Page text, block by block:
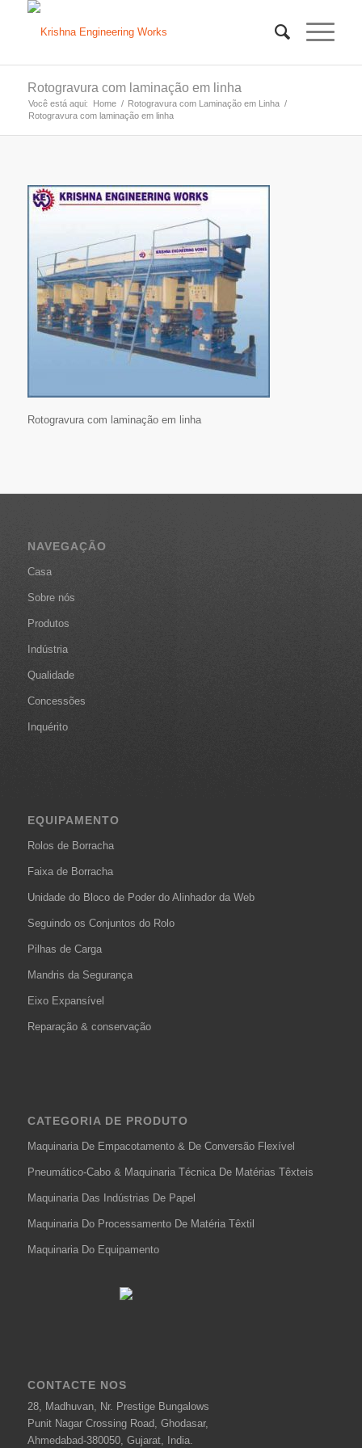
Rotogravura com laminação em linha
Você está aqui: Home / Rotogravura com Laminação em Linha /
Rotogravura com laminação em linha
Rotogravura com laminação em linha
NAVEGAÇÃO
Casa
Sobre nós
Produtos
Indústria
Qualidade
Concessões
Inquérito
EQUIPAMENTO
Rolos de Borracha
Faixa de Borracha
Unidade do Bloco de Poder do Alinhador da Web
Seguindo os Conjuntos do Rolo
Pilhas de Carga
Mandris da Segurança
Eixo Expansível
Reparação & conservação
CATEGORIA DE PRODUTO
Maquinaria De Empacotamento & De Conversão Flexível
Pneumático-Cabo & Maquinaria Técnica De Matérias Têxteis
Maquinaria Das Indústrias De Papel
Maquinaria Do Processamento De Matéria Têxtil
Maquinaria Do Equipamento
CONTACTE NOS
28, Madhuvan, Nr. Prestige Bungalows
Punit Nagar Crossing Road, Ghodasar,
Ahmedabad-380050, Gujarat, India.